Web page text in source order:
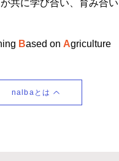
共に学び合い、育み合
Based on Agriculture
nalbaとは